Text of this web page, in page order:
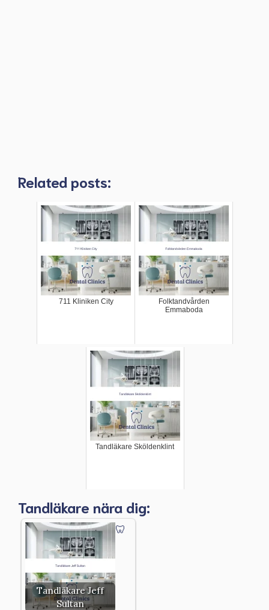
Related posts:
711 Kliniken City
Folktandvården
Emmaboda
Tandläkare Sköldenklint
Tandläkare nära dig:
Tandläkare Jeff
Sultan